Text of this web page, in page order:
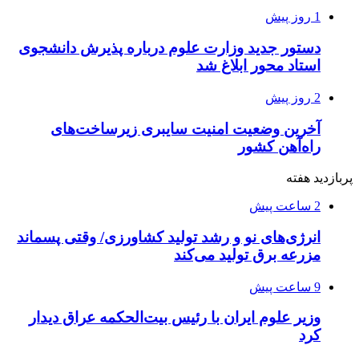
1 روز پیش
دستور جدید وزارت علوم درباره پذیرش دانشجوی
استاد محور ابلاغ شد
2 روز پیش
آخرین وضعیت امنیت سایبری زیرساخت‌های
راه‌آهن کشور
پربازدید هفته
2 ساعت پیش
انرژی‌های نو و رشد تولید کشاورزی/ وقتی پسماند
مزرعه‌ برق تولید می‌کند
9 ساعت پیش
وزیر علوم ایران با رئیس بیت‌الحکمه عراق دیدار
کرد